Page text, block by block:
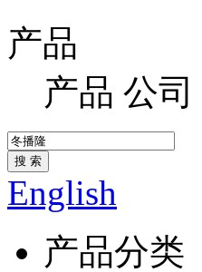
产品
产品 公司
搜 索
English
产品分类